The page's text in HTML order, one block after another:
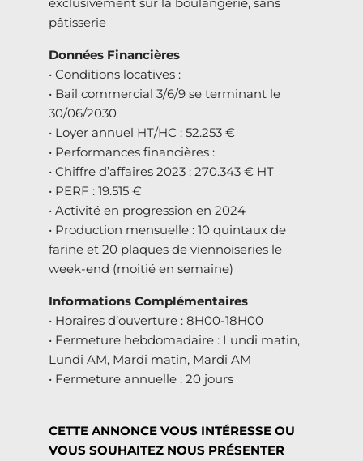
pâtisserie
Données Financières
• Conditions locatives :
• Bail commercial 3/6/9 se terminant le
30/06/2030
• Loyer annuel HT/HC : 52.253 €
• Performances financières :
• Chiffre d’affaires 2023 : 270.343 € HT
• PERF : 19.515 €
• Activité en progression en 2024
• Production mensuelle : 10 quintaux de
farine et 20 plaques de viennoiseries le
week-end (moitié en semaine)
Informations Complémentaires
• Horaires d’ouverture : 8H00-18H00
• Fermeture hebdomadaire : Lundi matin,
Lundi AM, Mardi matin, Mardi AM
• Fermeture annuelle : 20 jours
CETTE ANNONCE VOUS INTÉRESSE OU
VOUS SOUHAITEZ NOUS PRÉSENTER